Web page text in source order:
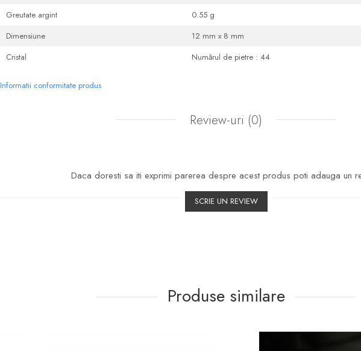
Greutate argint
0.55 g
Dimensiune
12 mm x 8 mm
Cristal
Numărul de pietre : 44
Informatii conformitate produs
Review-uri (0)
Daca doresti sa iti exprimi parerea despre acest produs poti adauga un
SCRIE UN REVIEW
Produse similare